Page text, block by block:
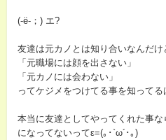
(‐ё‐；) エ?
友達は元カノとは知り合いなんだけ
「元職場には顔を出さない」
「元カノには会わない」
ってケジメをつけてる事を知ってる
本当に友達としてやってくれた事
になってないってε=(｡･`ω´･｡)